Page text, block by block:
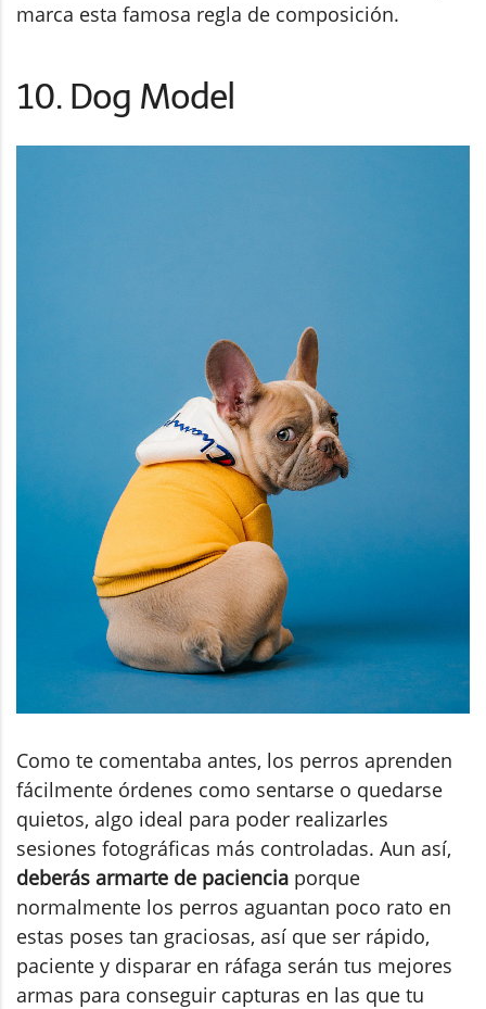
marca esta famosa regla de composición.
10. Dog Model
Como te comentaba antes, los perros aprenden
fácilmente órdenes como sentarse o quedarse
quietos, algo ideal para poder realizarles
sesiones fotográficas más controladas. Aun así,
deberás armarte de paciencia porque
normalmente los perros aguantan poco rato en
estas poses tan graciosas, así que ser rápido,
paciente y disparar en ráfaga serán tus mejores
armas para conseguir capturas en las que tu